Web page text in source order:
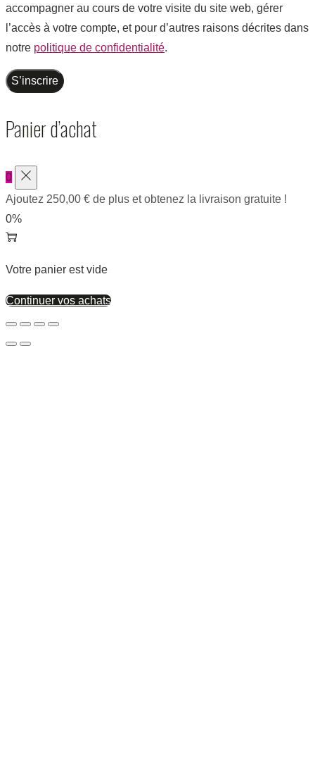
accompagner au cours de votre visite du site web, gérer
l’accès à votre compte, et pour d’autres raisons décrites dans
notre politique de confidentialité.
S’inscrire
Panier d’achat
0
Ajoutez 250,00 € de plus et obtenez la livraison gratuite !
0%
Votre panier est vide
Continuer vos achats